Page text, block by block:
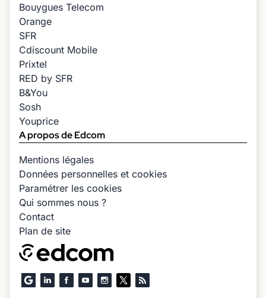
Bouygues Telecom
Orange
SFR
Cdiscount Mobile
Prixtel
RED by SFR
B&You
Sosh
Youprice
A propos de Edcom
Mentions légales
Données personnelles et cookies
Paramétrer les cookies
Qui sommes nous ?
Contact
Plan de site